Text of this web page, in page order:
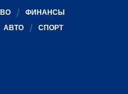
ФИНАНСЫ
АВТО СПОРТ